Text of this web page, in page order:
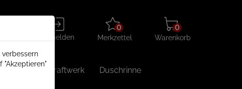
Anmelden
Anmelden
Merkzettel
aufklappen
0
Merkzettel
Warenkorb
aufklappen
0
Warenkorb
Balkonkraftwerk Duschrinne
"Akzeptieren"